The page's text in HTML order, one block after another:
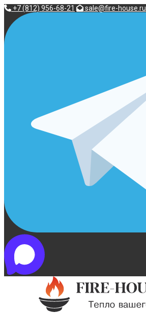
Перейти
содержимому
+7 (812) 956-68-21 sale@fire-house.ru